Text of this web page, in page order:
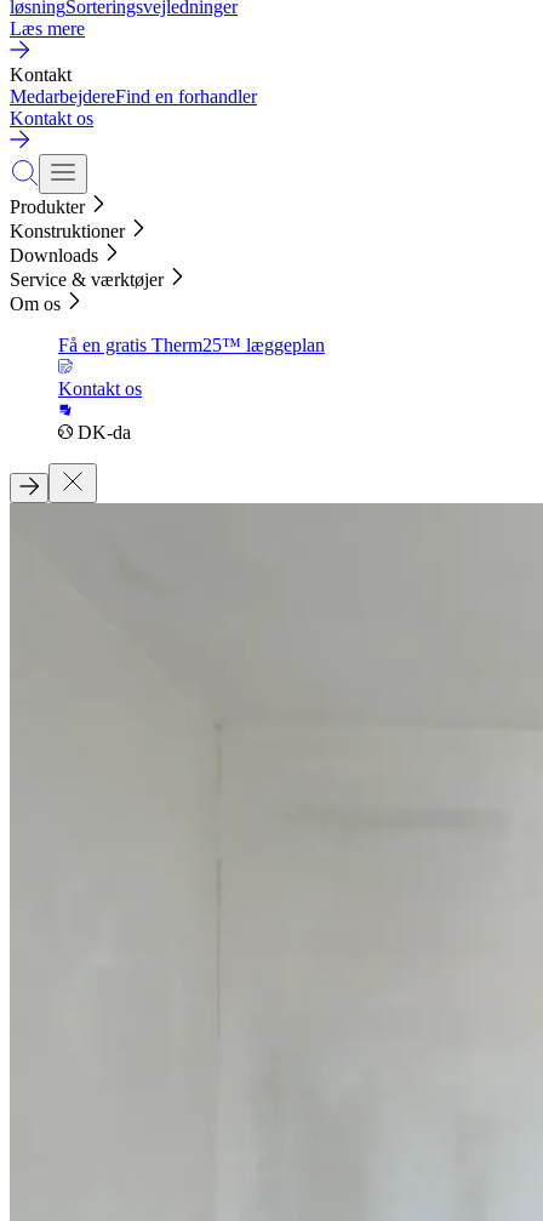
løsningSorteringsvejledninger
Læs mere
Kontakt
MedarbejdereFind en forhandler
Kontakt os
Produkter
Konstruktioner
Downloads
Service & værktøjer
Om os
Få en gratis Therm25™ læggeplan
Kontakt os
DK-da